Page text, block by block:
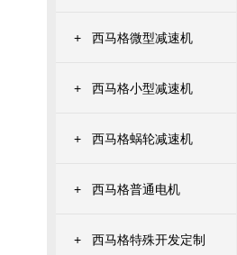
+ 西马格微型减速机
+ 西马格小型减速机
+ 西马格蜗轮减速机
+ 西马格普通电机
+ 西马格特殊开发定制